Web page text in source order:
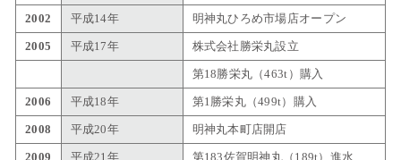
2002 平成14年 明神丸ひろめ市場店オープン
2005 平成17年 株式会社勝栄丸設立
第18勝栄丸（463t）購入
2006 平成18年 第1勝栄丸（499t）購入
2008 平成20年 明神丸本町店開店
2009 平成21年 第183佐賀明神丸（189t）進水